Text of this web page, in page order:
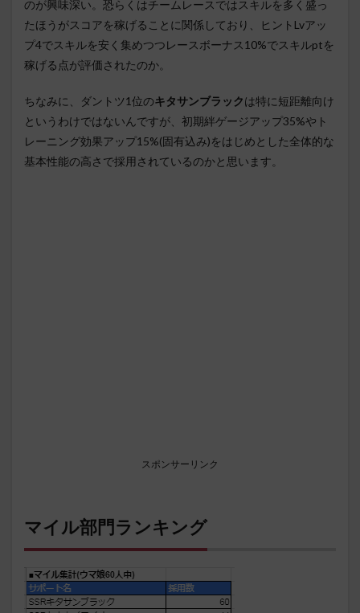
のが興味深い。恐らくはチームレースではスキルを多く盛っ
たほうがスコアを稼げることに関係しており、ヒントLvアッ
プ4でスキルを安く集めつつレースボーナス10%でスキルptを
稼げる点が評価されたのか。
ちなみに、ダントツ1位のキタサンブラックは特に短距離向け
というわけではないんですが、初期絆ゲージアップ35%やト
レーニング効果アップ15%(固有込み)をはじめとした全体的な
基本性能の高さで採用されているのかと思います。
スポンサーリンク
マイル部門ランキング